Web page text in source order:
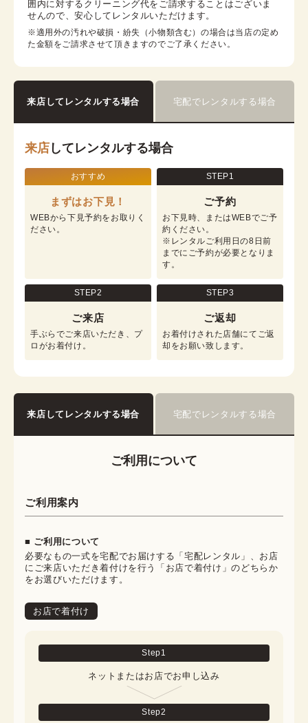
営業時間： 10:00 ~ 17:30
着付け最終受付時間：15:30
返却締め切り時間：17:30
囲内に対するクリーニング代をご請求することはございま
せんので、安心してレンタルいただけます。
※適用外の汚れや破損・紛失（小物類含む）の場合は当店の定め
た金額をご請求させて頂きますのでご了承ください。
来店してレンタルする場合 宅配でレンタルする場合
来店 してレンタルする場合
おすすめ
まずはお下見！
WEBから下見予約をお取りく
ださい。
STEP1
ご予約
お下見時、またはWEBでご予
約ください。
※レンタルご利用日の8日前
までにご予約が必要となりま
す。
STEP2
ご来店
手ぶらでご来店いただき、プ
ロがお着付け。
STEP3
ご返却
お着付けされた店舗にてご返
却をお願い致します。
来店してレンタルする場合 宅配でレンタルする場合
ご利用について
ご利用案内
■ ご利用について
必要なもの一式を宅配でお届けする「宅配レンタル」、お店
にご来店いただき着付けを行う「お店で着付け」のどちらか
をお選びいただけます。
お店で着付け
Step1
ネットまたはお店でお申し込み
Step2